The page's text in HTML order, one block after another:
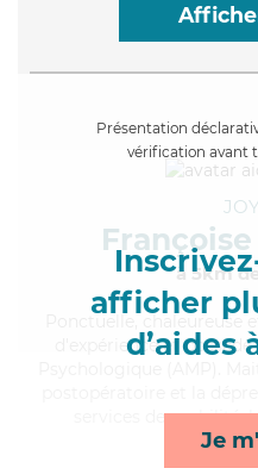
Présentation
vérification avant
afficher
d’aides
Je
Françoise
à 5km
, chaleureuse
d'expérience et
services de mobilité,